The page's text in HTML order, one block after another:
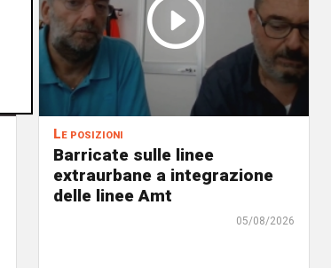
Le posizioni
Barricate sulle linee
extraurbane a integrazione
delle linee Amt
05/08/2026